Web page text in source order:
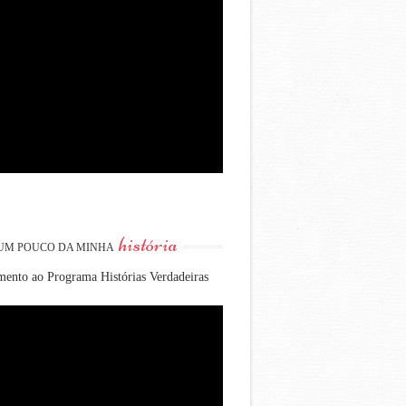
POUCO DA MINHA história
ao Programa Histórias Verdadeiras